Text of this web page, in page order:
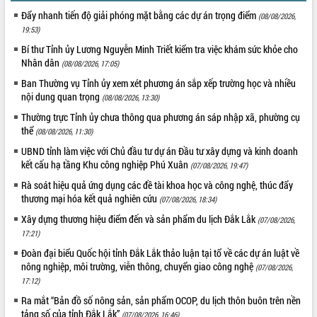
HĐND tỉnh thông qua điều chỉnh Quy
hoạch tỉnh thời kỳ 2021-2030
Hội thảo góp ý hồ sơ điều chỉnh quy
hoạch tỉnh Đắk Lắk thời kỳ 2021-2030,
tầm nhìn đến năm 2050
Nâng cao hiệu quả hoạt động của các
doanh nghiệp nhà nước
Hội nghị triển khai kết nối mạng
truyền số liệu chuyên dùng phục vụ cơ
Lễ phát động chuỗi hoạt động chung
tay làm sạch môi trường
Xã Ea Kar bước chuyển mình trong
công tác cải cách hành chính mô hình
mới
UBND tỉnh họp báo định kỳ tháng 4
năm 2026
Hội thảo khoa học “Giải pháp thúc đẩy
phát triển nền kinh tế xanh tại tỉnh
Đắk Lắk”
Đẩy nhanh tiến độ giải phóng mặt bằng các dự án trọng điểm (08/08/2026,
19:53)
Bí thư Tỉnh ủy Lương Nguyễn Minh Triết kiểm tra việc khám sức khỏe cho
Nhân dân (08/08/2026, 17:05)
Ban Thường vụ Tỉnh ủy xem xét phương án sắp xếp trường học và nhiều
nội dung quan trọng (08/08/2026, 13:30)
Thường trực Tỉnh ủy chưa thông qua phương án sáp nhập xã, phường cụ
thể (08/08/2026, 11:30)
UBND tỉnh làm việc với Chủ đầu tư dự án Đầu tư xây dựng và kinh doanh
kết cấu hạ tầng Khu công nghiệp Phú Xuân (07/08/2026, 19:47)
Rà soát hiệu quả ứng dụng các đề tài khoa học và công nghệ, thúc đẩy
thương mại hóa kết quả nghiên cứu (07/08/2026, 18:34)
Xây dựng thương hiệu điểm đến và sản phẩm du lịch Đắk Lắk (07/08/2026,
17:21)
Đoàn đại biểu Quốc hội tỉnh Đắk Lắk thảo luận tại tổ về các dự án luật về
nông nghiệp, môi trường, viễn thông, chuyển giao công nghệ (07/08/2026,
17:12)
Ra mắt “Bản đồ số nông sản, sản phẩm OCOP, du lịch thôn buôn trên nền
tảng số của tỉnh Đắk Lắk” (07/08/2026, 16:46)